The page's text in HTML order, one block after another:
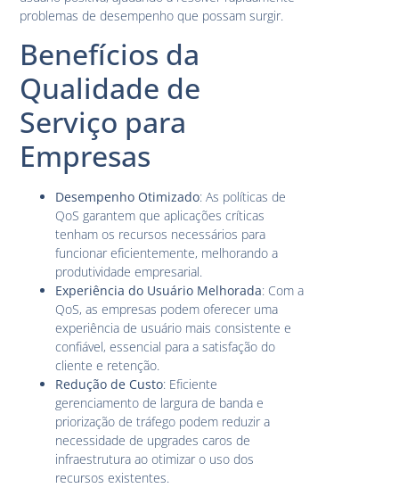
problemas de desempenho que possam surgir.
Benefícios da
Qualidade de
Serviço para
Empresas
Desempenho Otimizado: As políticas de
QoS garantem que aplicações críticas
tenham os recursos necessários para
funcionar eficientemente, melhorando a
produtividade empresarial.
Experiência do Usuário Melhorada: Com a
QoS, as empresas podem oferecer uma
experiência de usuário mais consistente e
confiável, essencial para a satisfação do
cliente e retenção.
Redução de Custo: Eficiente
gerenciamento de largura de banda e
priorização de tráfego podem reduzir a
necessidade de upgrades caros de
infraestrutura ao otimizar o uso dos
recursos existentes.